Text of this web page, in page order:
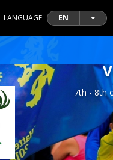
LANGUAGE EN
7th - 8th